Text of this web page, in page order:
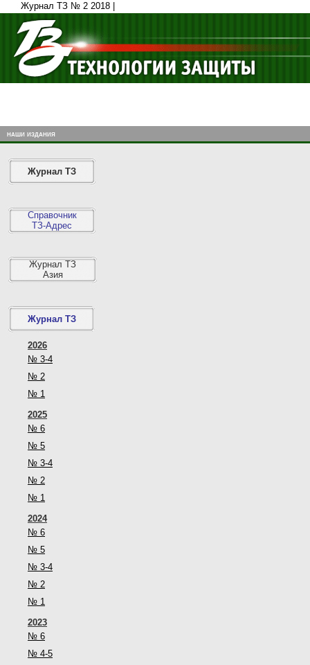
Журнал ТЗ № 2 2018 |
наши издания
Журнал ТЗ
Справочник
ТЗ-Адрес
Журнал ТЗ
Азия
Журнал ТЗ
2026
№ 3-4
№ 2
№ 1
2025
№ 6
№ 5
№ 3-4
№ 2
№ 1
2024
№ 6
№ 5
№ 3-4
№ 2
№ 1
2023
№ 6
№ 4-5